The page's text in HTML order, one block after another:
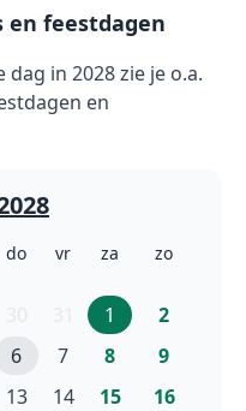
feestdagen
dag in 2028 zie je o.a.
en
do vr za zo
1 2
6 7 8 9
13 14 15 16